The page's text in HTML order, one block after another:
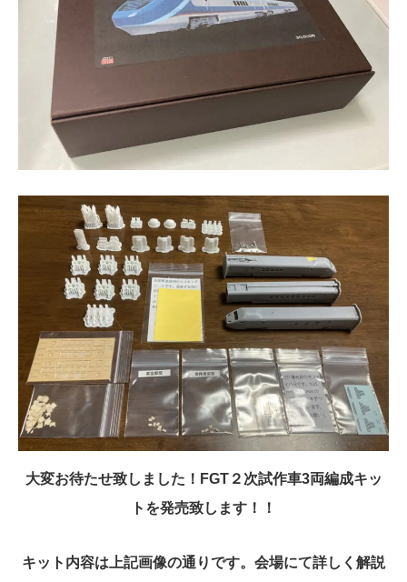
大変お待たせ致しました！FGT２次試作車3両編成キッ
トを発売致します！！
キット内容は上記画像の通りです。会場にて詳しく解説